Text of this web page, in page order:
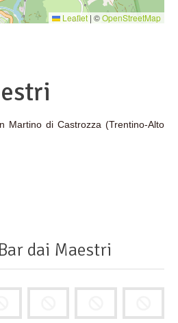
Leaflet | ©OpenStreetMap
Martino di Castrozza (Trentino-Alto
Bar dai Maestri